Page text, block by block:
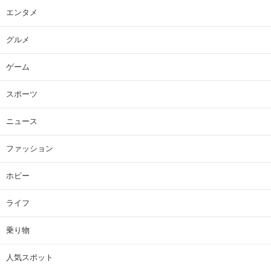
エンタメ
グルメ
ゲーム
スポーツ
ニュース
ファッション
ホビー
ライフ
乗り物
人気スポット